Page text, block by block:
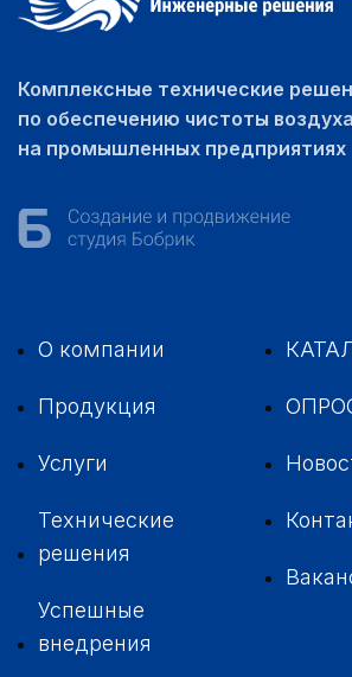
Комплексные технические
по обеспечению чистоты воздуха
на промышленных предприятиях
О компании
Продукция
Услуги
Технические
решения
Успешные
внедрения